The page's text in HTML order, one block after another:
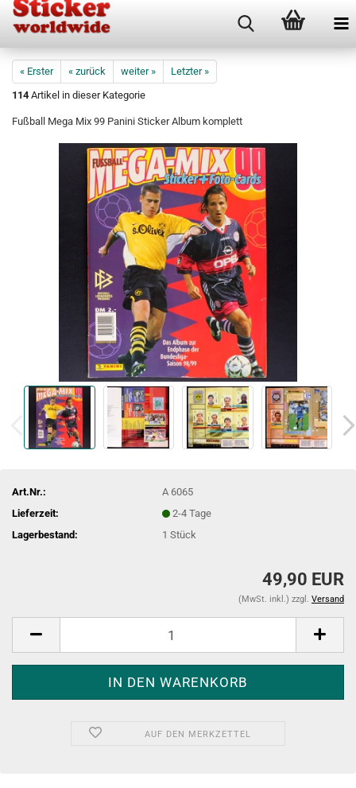
« Erster « zurück weiter »
Letzter »
114Artikel in dieser Kategorie
Fußball Mega Mix 99 Panini Sticker Album komplett
Art.Nr.:
A 6065
Lieferzeit:
2-4 Tage
Lagerbestand:
1Stück
49,90 EUR
(MwSt. inkl.) zzgl. Versand
AUF DEN MERKZETTEL